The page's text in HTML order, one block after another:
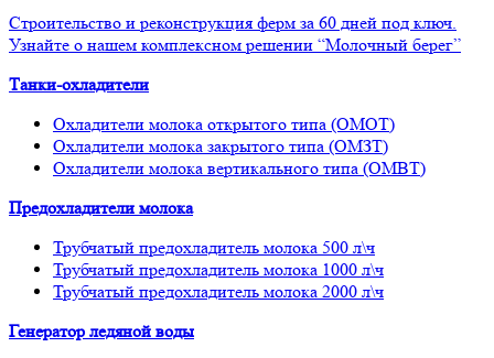
Строительство и реконструкция ферм за 60 дней под ключ.
Узнайте о нашем комплексном решении “Молочный берег”
Танки-охладители
Охладители молока открытого типа (ОМОТ)
Охладители молока закрытого типа (ОМЗТ)
Охладители молока вертикального типа (ОМВТ)
Предохладители молока
Трубчатый предохладитель молока 500 л\ч
Трубчатый предохладитель молока 1000 л\ч
Трубчатый предохладитель молока 2000 л\ч
Генератор ледяной воды